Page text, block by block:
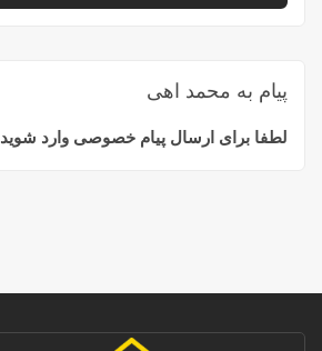
پیام به محمد اهی
لطفا برای ارسال پیام خصوصی وارد شوید